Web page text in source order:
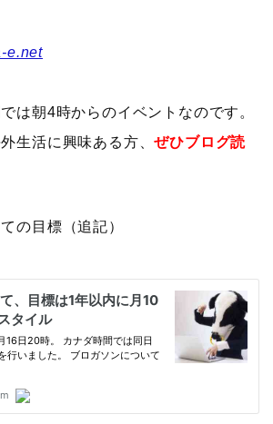
e.net
は朝4時からのイベントなのです。
生活に興味ある方、ぜひブログ読
の目標（追記）